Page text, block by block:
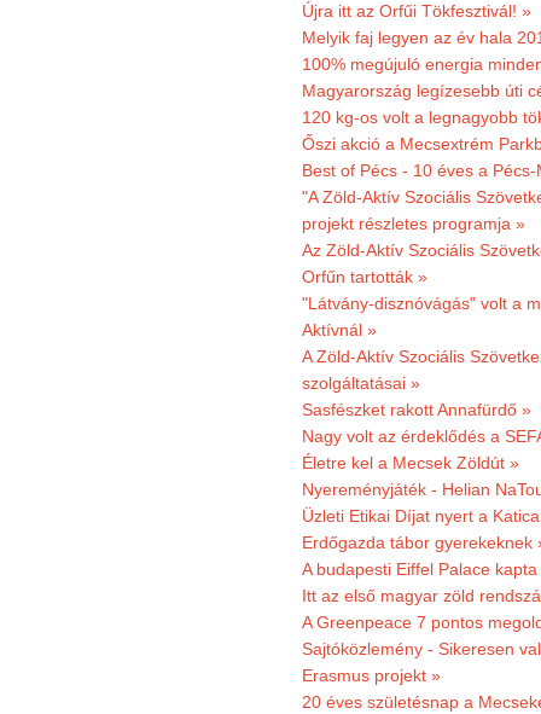
Újra itt az Orfűi Tökfesztivál! »
Melyik faj legyen az év hala
100% megújuló energia
Magyarország legízesebb úti
120 kg-os volt a legnagyobb
Őszi akció a Mecsextrém
Best of Pécs - 10 éves a
"A Zöld-Aktív Szociális
projekt részletes programja »
Az Zöld-Aktív Szociális
Orfűn tartották »
"Látvány-disznóvágás" volt a
Aktívnál »
A Zöld-Aktív Szociális
szolgáltatásai »
Sasfészket rakott Annafürdő »
Nagy volt az érdeklődés a
Életre kel a Mecsek Zöldút »
Nyereményjáték - Helian
Üzleti Etikai Díjat nyert a
Erdőgazda tábor gyerekeknek
A budapesti Eiffel Palace
Itt az első magyar zöld
A Greenpeace 7 pontos
Sajtóközlemény - Sikeresen
Erasmus projekt »
20 éves születésnap a